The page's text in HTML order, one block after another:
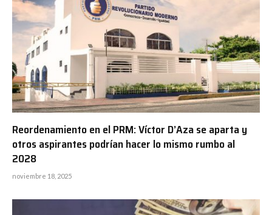
Reordenamiento en el PRM: Víctor D’Aza se aparta y
otros aspirantes podrían hacer lo mismo rumbo al
2028
noviembre 18, 2025